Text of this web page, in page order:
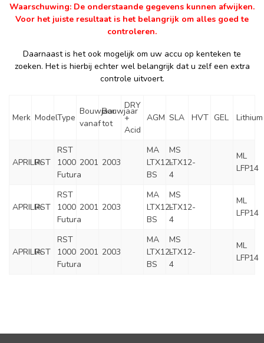
Waarschuwing: De onderstaande gegevens kunnen afwijken.
Voor het juiste resultaat is het belangrijk om alles goed te
controleren.
Daarnaast is het ook mogelijk om uw accu op kenteken te
zoeken. Het is hierbij echter wel belangrijk dat u zelf een extra
controle uitvoert.
Merk ModelType
Bouwjaar
vanaf
Bouwjaar
tot
DRY
+
Acid
AGM SLA HVT GEL Lithium
APRILIARST
RST
1000
Futura
2001 2003
MA
LTX12-
BS
MS
LTX12-
4
ML
LFP14
APRILIARST
RST
1000
Futura
2001 2003
MA
LTX12-
BS
MS
LTX12-
4
ML
LFP14
APRILIARST
RST
1000
Futura
2001 2003
MA
LTX12-
BS
MS
LTX12-
4
ML
LFP14